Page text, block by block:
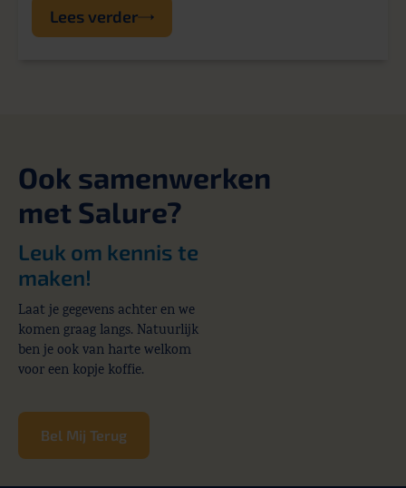
Lees verder
Ook samenwerken
met Salure?
Leuk om kennis te
maken!
Laat je gegevens achter en we
komen graag langs. Natuurlijk
ben je ook van harte welkom
voor een kopje koffie.
Bel Mij Terug